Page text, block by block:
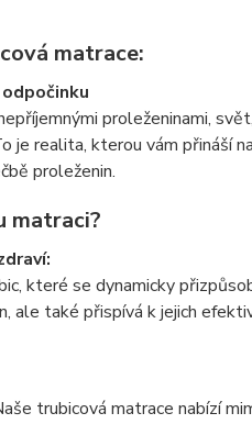
matrace:
proleženinami,
je realita, kterou vám přináší
proleženin.
matraci?
které se dynamicky
ale také přispívá k jejich
trubicová matrace nabízí